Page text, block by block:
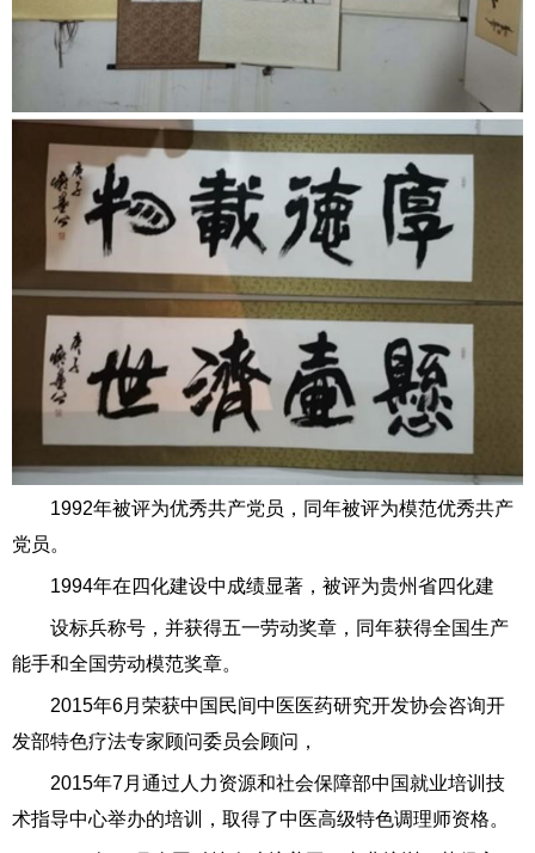
1992年被评为优秀共产党员，同年被评为模范优秀共产
党员。
1994年在四化建设中成绩显著，被评为贵州省四化建
设标兵称号，并获得五一劳动奖章，同年获得全国生产
能手和全国劳动模范奖章。
2015年6月荣获中国民间中医医药研究开发协会咨询开
发部特色疗法专家顾问委员会顾问，
2015年7月通过人力资源和社会保障部中国就业培训技
术指导中心举办的培训，取得了中医高级特色调理师资格。